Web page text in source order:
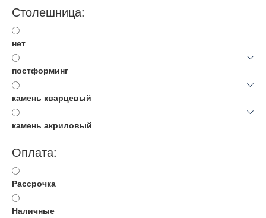
Столешница:
нет
постформинг
камень кварцевый
камень акриловый
Оплата:
Рассрочка
Наличные